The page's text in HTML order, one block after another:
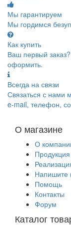
Мы гарантируем
Мы гордимся
Как купить
Ваш первый
оформить.
Всегда на связи
Связаться с нами
e-mail, телефон,
О магазине
О
Продукция
Напишите
Помощь
Контакты
Форум
Каталог